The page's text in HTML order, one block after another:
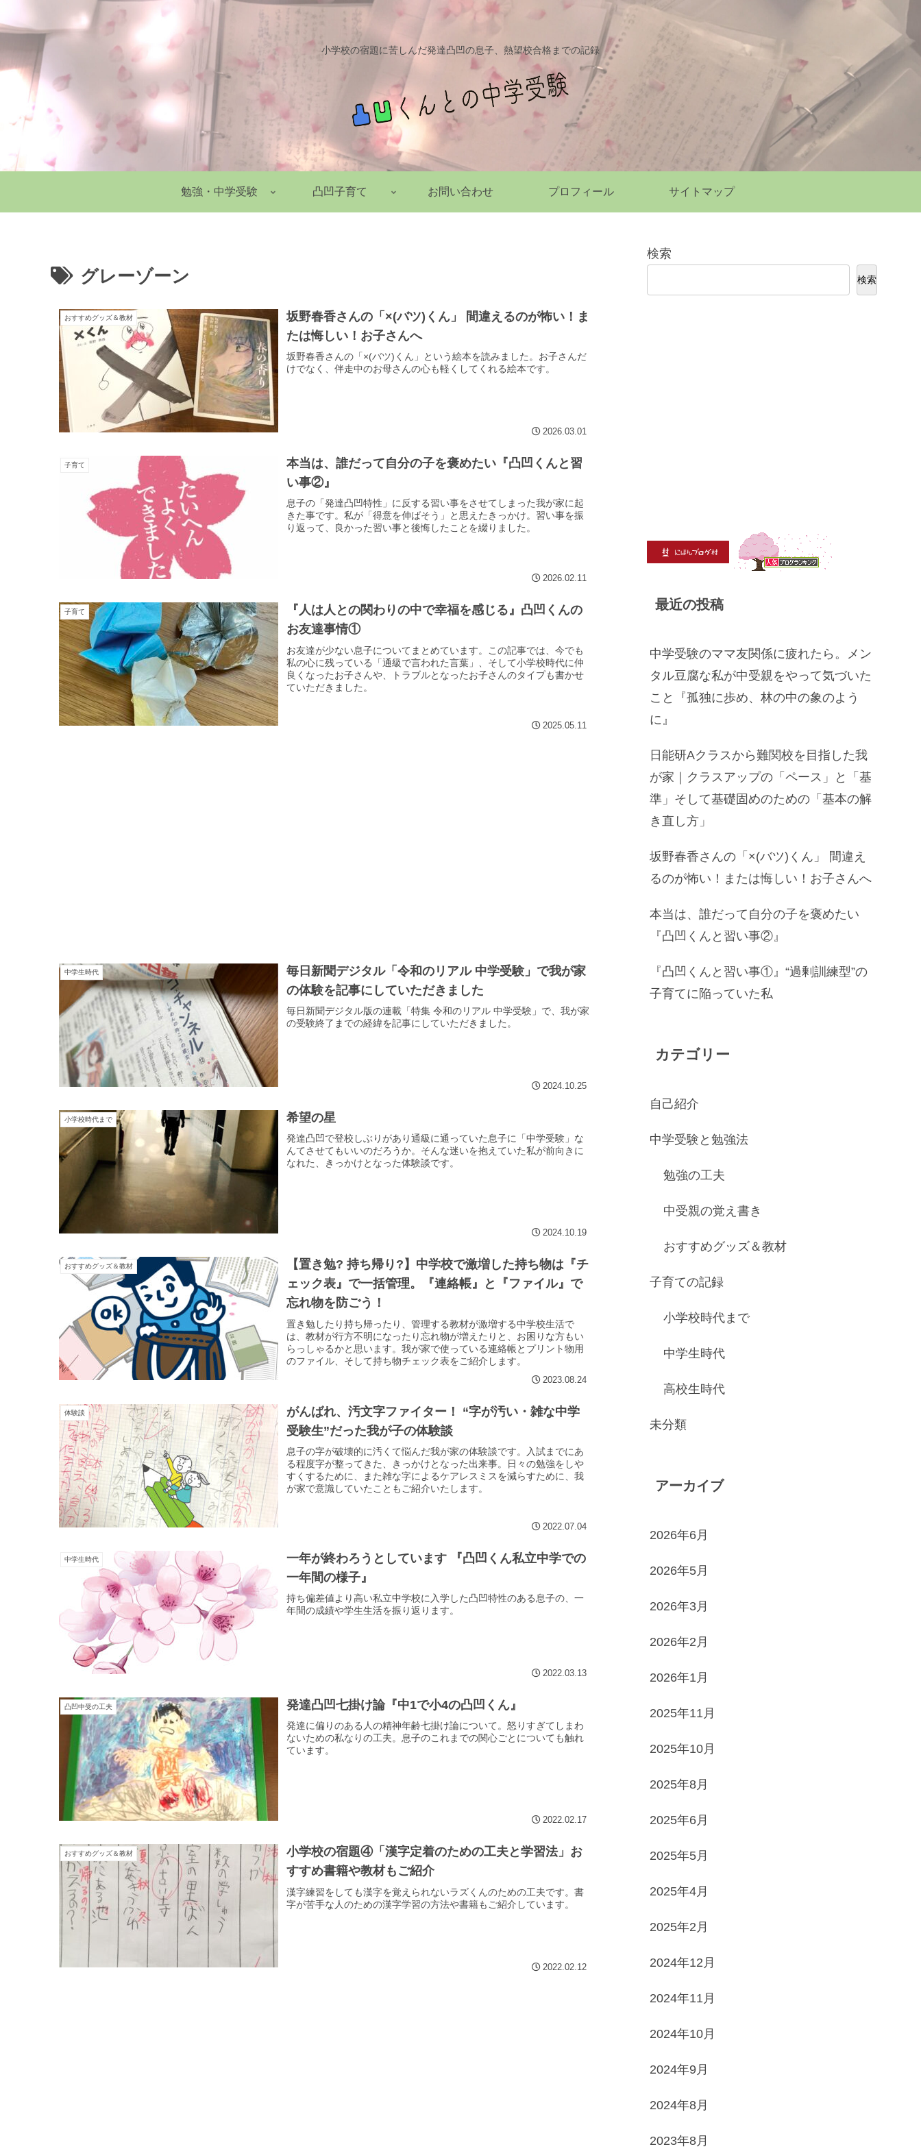
小学校の宿題に苦しんだ発達凸凹の息子、熱望校合格までの記録
勉強・中学受験 凸凹子育て お問い合わせ プロフィール サイトマップ
グレーゾーン
おすすめグッズ＆教材
坂野春香さんの「×(バツ)くん」 間違えるのが怖い！ま
たは悔しい！お子さんへ
坂野春香さんの「×(バツ)くん」という絵本を読みました。お子さんだ
けでなく、伴走中のお母さんの心も軽くしてくれる絵本です。
2026.03.01
子育て
本当は、誰だって自分の子を褒めたい『凸凹くんと習
い事②』
息子の「発達凸凹特性」に反する習い事をさせてしまった我が家に起
きた事です。私が「得意を伸ばそう」と思えたきっかけ。習い事を振
り返って、良かった習い事と後悔したことを綴りました。
2026.02.11
子育て
『人は人との関わりの中で幸福を感じる』凸凹くんの
お友達事情①
お友達が少ない息子についてまとめています。この記事では、今でも
私の心に残っている「通級で言われた言葉」、そして小学校時代に仲
良くなったお子さんや、トラブルとなったお子さんのタイプも書かせ
ていただきました。
2025.05.11
中学生時代
毎日新聞デジタル「令和のリアル 中学受験」で我が家
の体験を記事にしていただきました
毎日新聞デジタル版の連載「特集 令和のリアル 中学受験」で、我が家
の受験終了までの経緯を記事にしていただきました。
2024.10.25
小学校時代まで 希望の星
発達凸凹で登校しぶりがあり通級に通っていた息子に「中学受験」な
んてさせてもいいのだろうか。そんな迷いを抱えていた私が前向きに
なれた、きっかけとなった体験談です。
2024.10.19
おすすめグッズ＆教材
【置き勉? 持ち帰り?】中学校で激増した持ち物は『チ
ェック表』で一括管理。『連絡帳』と『ファイル』で
忘れ物を防ごう！
置き勉したり持ち帰ったり、管理する教材が激増する中学校生活で
は、教材が行方不明になったり忘れ物が増えたりと、お困りな方もい
らっしゃるかと思います。我が家で使っている連絡帳とプリント物用
のファイル、そして持ち物チェック表をご紹介します。
2023.08.24
体験談
がんばれ、汚文字ファイター！ “字が汚い・雑な中学
受験生”だった我が子の体験談
息子の字が破壊的に汚くて悩んだ我が家の体験談です。入試までにあ
る程度字が整ってきた、きっかけとなった出来事。日々の勉強をしや
すくするために、また雑な字によるケアレスミスを減らすために、我
が家で意識していたこともご紹介いたします。
2022.07.04
中学生時代
一年が終わろうとしています 『凸凹くん私立中学での
一年間の様子』
持ち偏差値より高い私立中学校に入学した凸凹特性のある息子の、一
年間の成績や学生生活を振り返ります。
2022.03.13
凸凹中受の工夫 発達凸凹七掛け論『中1で小4の凸凹くん』
発達に偏りのある人の精神年齢七掛け論について。怒りすぎてしまわ
ないための私なりの工夫。息子のこれまでの関心ごとについても触れ
ています。
2022.02.17
おすすめグッズ＆教材
小学校の宿題④「漢字定着のための工夫と学習法」お
すすめ書籍や教材もご紹介
漢字練習をしても漢字を覚えられないラズくんのための工夫です。書
字が苦手な人のための漢字学習の方法や書籍もご紹介しています。
2022.02.12
検索
検索
最近の投稿
中学受験のママ友関係に疲れたら。メン
タル豆腐な私が中受親をやって気づいた
こと『孤独に歩め、林の中の象のよう
に』
日能研Aクラスから難関校を目指した我
が家｜クラスアップの「ペース」と「基
準」そして基礎固めのための「基本の解
き直し方」
坂野春香さんの「×(バツ)くん」 間違え
るのが怖い！または悔しい！お子さんへ
本当は、誰だって自分の子を褒めたい
『凸凹くんと習い事②』
『凸凹くんと習い事①』“過剰訓練型”の
子育てに陥っていた私
カテゴリー
自己紹介
中学受験と勉強法
勉強の工夫
中受親の覚え書き
おすすめグッズ＆教材
子育ての記録
小学校時代まで
中学生時代
高校生時代
未分類
アーカイブ
2026年6月
2026年5月
2026年3月
2026年2月
2026年1月
2025年11月
2025年10月
2025年8月
2025年6月
2025年5月
2025年4月
2025年2月
2024年12月
2024年11月
2024年10月
2024年9月
2024年8月
2023年8月